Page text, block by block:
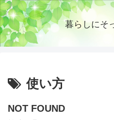
暮らしにそ
使い方
NOT FOUND